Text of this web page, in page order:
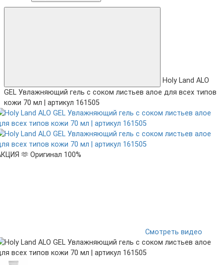
Holy Land ALO
GEL Увлажняющий гель с соком листьев алое для всех типов
кожи 70 мл | артикул 161505
🫶 Оригинал 100%
Смотреть видео